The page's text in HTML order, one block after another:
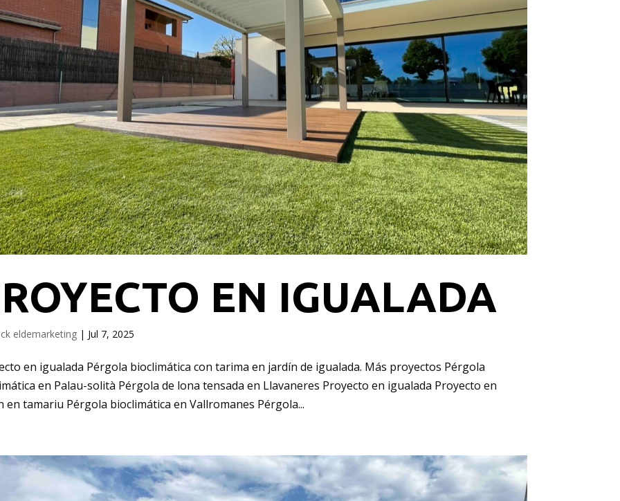
EN IGUALADA
eldemarketing | Jul 7, 2025
en igualada Pérgola bioclimática con tarima en jardín de igualada. Más proyectos Pérgola
en Palau-solità Pérgola de lona tensada en Llavaneres Proyecto en igualada Proyecto en
en tamariu Pérgola bioclimática en Vallromanes Pérgola...